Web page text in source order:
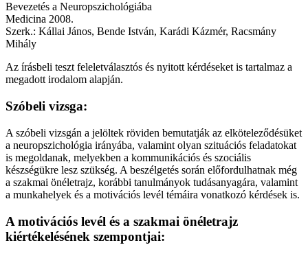
Bevezetés a Neuropszichológiába
Medicina 2008.
Szerk.: Kállai János, Bende István, Karádi Kázmér, Racsmány
Mihály
Az írásbeli teszt feleletválasztós és nyitott kérdéseket is tartalmaz a
megadott irodalom alapján.
Szóbeli vizsga:
A szóbeli vizsgán a jelöltek röviden bemutatják az elköteleződésüket
a neuropszichológia irányába, valamint olyan szituációs feladatokat
is megoldanak, melyekben a kommunikációs és szociális
készségükre lesz szükség. A beszélgetés során előfordulhatnak még
a szakmai önéletrajz, korábbi tanulmányok tudásanyagára, valamint
a munkahelyek és a motivációs levél témáira vonatkozó kérdések is.
A motivációs levél és a szakmai önéletrajz
kiértékelésének szempontjai: